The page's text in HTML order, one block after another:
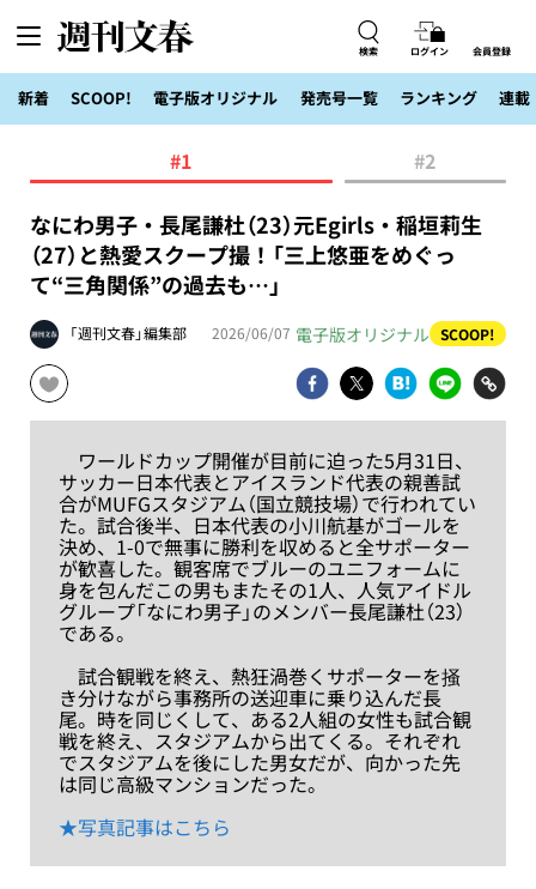
検索 ログイン 会員登録
新着 SCOOP! 電子版オリジナル 発売号一覧 ランキング 連載
#1 #2
なにわ男子・長尾謙杜（23）元Egirls・稲垣莉生
（27）と熱愛スクープ撮！「三上悠亜をめぐっ
て“三角関係”の過去も…」
「週刊文春」編集部 2026/06/07 電子版オリジナル SCOOP!
ワールドカップ開催が目前に迫った5月31日、
サッカー日本代表とアイスランド代表の親善試
合がMUFGスタジアム（国立競技場）で行われてい
た。試合後半、日本代表の小川航基がゴールを
決め、1-0で無事に勝利を収めると全サポーター
が歓喜した。観客席でブルーのユニフォームに
身を包んだこの男もまたその1人、人気アイドル
グループ「なにわ男子」のメンバー長尾謙杜（23）
である。
試合観戦を終え、熱狂渦巻くサポーターを掻
き分けながら事務所の送迎車に乗り込んだ長
尾。時を同じくして、ある2人組の女性も試合観
戦を終え、スタジアムから出てくる。それぞれ
でスタジアムを後にした男女だが、向かった先
は同じ高級マンションだった。
★写真記事はこちら